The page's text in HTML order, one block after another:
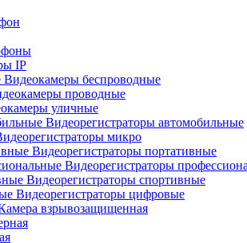
IP
Видеокамеры беспроводные
проводные
уличные
Видеорегистраторы автомобильные
микро
Видеорегистраторы портативные
Видеорегистраторы
Видеорегистраторы спортивные
Видеорегистраторы цифровые
взрывозащищенная